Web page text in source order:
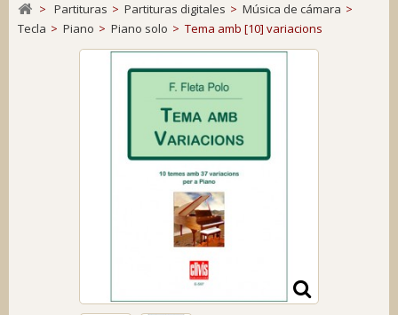
> Partituras > Partituras digitales > Música de cámara >
Tecla > Piano > Piano solo > Tema amb [10] variacions